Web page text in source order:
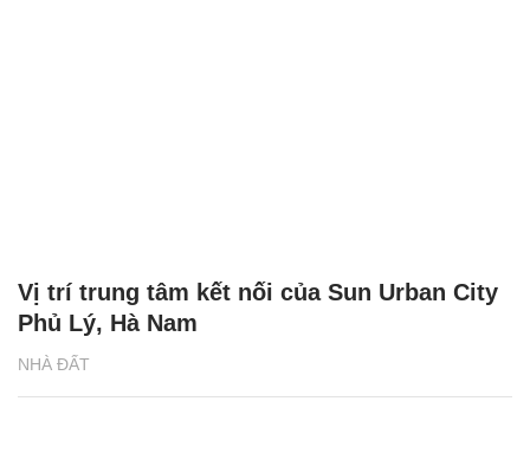
NHÀ ĐẤT
Vị trí trung tâm kết nối của Sun Urban City
Phủ Lý, Hà Nam